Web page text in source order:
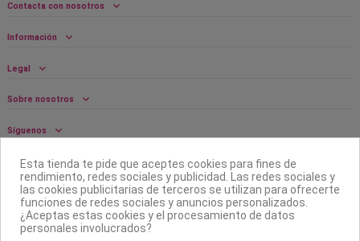
Contacta con nosotros
Información
Legal
Sobre nosotros
Síguenos
Boletín
Esta tienda te pide que aceptes cookies para fines de
rendimiento, redes sociales y publicidad. Las redes sociales y
las cookies publicitarias de terceros se utilizan para ofrecerte
funciones de redes sociales y anuncios personalizados.
¿Aceptas estas cookies y el procesamiento de datos
personales involucrados?